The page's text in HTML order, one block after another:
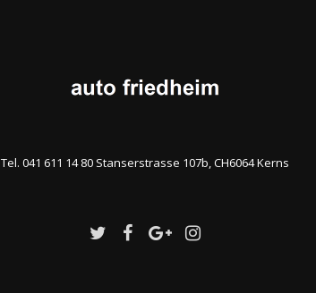
Tel. 041 611 14 80 Stanserstrasse 107b, CH6064 Kerns